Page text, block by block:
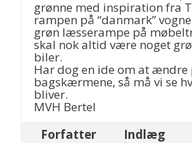
grønne med inspiration fra
rampen på “danmark”
grøn læsserampe på
skal nok altid være noget
biler.
Har dog en ide om at ændre
bagskærmene, så må vi se
bliver.
MVH Bertel
Forfatter
Indlæg